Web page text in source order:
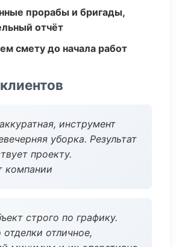
прорабы и бригады,
отчёт
смету до начала работ
инструмент
уборка. Результат
проекту.
компании
строго по графику.
отделки отличное,